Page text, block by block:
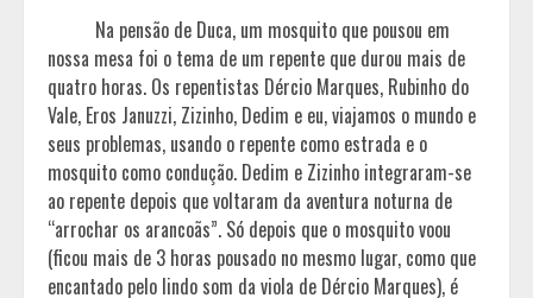
Na pensão de Duca, um mosquito que pousou em
nossa mesa foi o tema de um repente que durou mais de
quatro horas. Os repentistas Dércio Marques, Rubinho do
Vale, Eros Januzzi, Zizinho, Dedim e eu, viajamos o mundo e
seus problemas, usando o repente como estrada e o
mosquito como condução. Dedim e Zizinho integraram-se
ao repente depois que voltaram da aventura noturna de
“arrochar os arancoãs”. Só depois que o mosquito voou
(ficou mais de 3 horas pousado no mesmo lugar, como que
encantado pelo lindo som da viola de Dércio Marques), é